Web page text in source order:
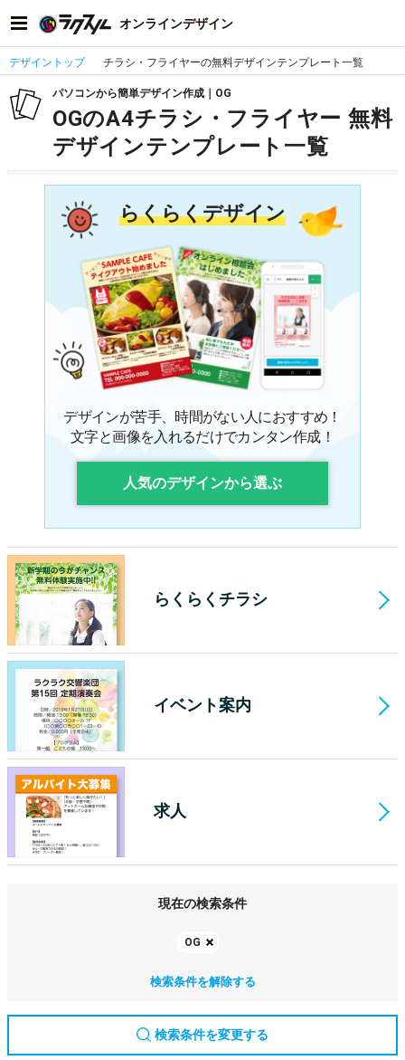
オンラインデザイン
デザイントップ チラシ・フライヤーの無料デザインテンプレート一覧
パソコンから簡単デザイン作成｜OG
OGのA4チラシ・フライヤー 無料
デザインテンプレート一覧
らくらくデザイン
デザインが苦手、時間がない人におすすめ！
文字と画像を入れるだけでカンタン作成！
人気のデザインから選ぶ
らくらくチラシ
イベント案内
求人
現在の検索条件
OG
検索条件を解除する
検索条件を変更する